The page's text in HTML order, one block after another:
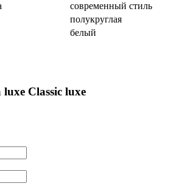
современный стиль
полукруглая
белый
Classic luxe